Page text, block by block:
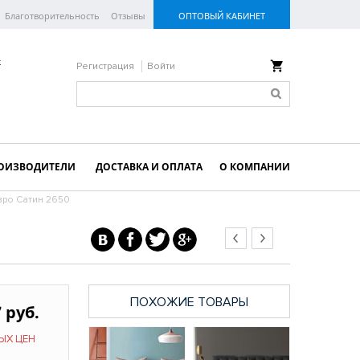
Благотворительность Отзывы ОПТОВЫЙ КАБИНЕТ
Регистрация Войти
ДОСТАВКА И ОПЛАТА О КОМПАНИИ
Сатин 2650
руб.
ЦЕН
ПОХОЖИЕ ТОВАРЫ